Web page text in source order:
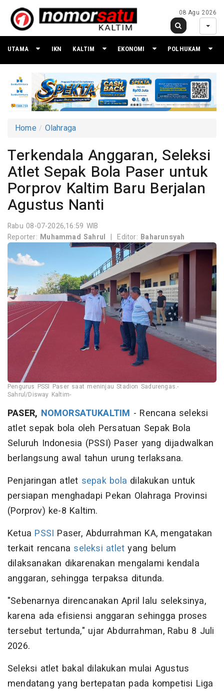
08 Agu 2026
UTAMA IKN KALTIM EKONOMI POLHUKAM
Home Olahraga
Terkendala Anggaran, Seleksi
Atlet Sepak Bola Paser untuk
Porprov Kaltim Baru Berjalan
Agustus Nanti
Rabu 08-07-2026,16:59 WIB
Reporter: Muhammad Sahrul | Editor: Baharunsyah
Pengurus PSSI Paser saat meninjau Stadion Sadurengas.-
Sahrul/Disway Kaltim-
PASER, NOMORSATUKALTIM - Rencana seleksi
atlet sepak bola oleh Persatuan Sepak Bola
Seluruh Indonesia (PSSI) Paser yang dijadwalkan
berlangsung awal tahun urung terlaksana.
Penjaringan atlet sepak bola dilakukan untuk
persiapan menghadapi Pekan Olahraga Provinsi
(Porprov) ke-8 Kaltim.
Ketua PSSI Paser, Abdurrahman KA, mengatakan
terkait rencana seleksi atlet yang belum
dilaksanakan dikarenakan mengalami kendala
anggaran, sehingga terpaksa ditunda.
"Sebenarnya direncanakan April lalu seleksinya,
karena ada efisiensi anggaran sehingga proses
tersebut tertunda," ujar Abdurrahman, Rabu 8 Juli
2026.
Seleksi atlet bakal dilakukan mulai Agustus
mendatang yang bertepatan pada kompetisi Liga